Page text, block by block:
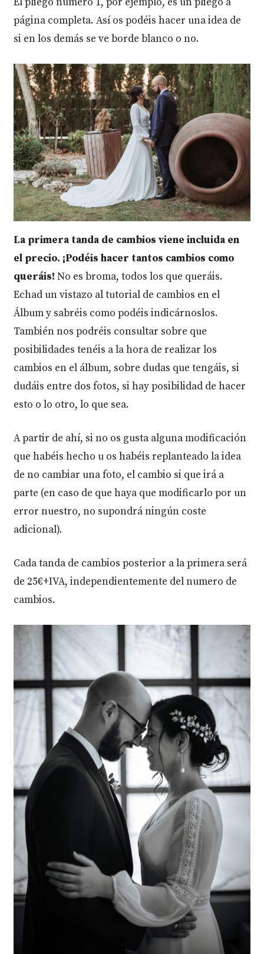
página completa. Así os podéis hacer una idea de
si en los demás se ve borde blanco o no.
La primera tanda de cambios viene incluida en
el precio. ¡Podéis hacer tantos cambios como
queráis! No es broma, todos los que queráis.
Echad un vistazo al tutorial de cambios en el
Álbum y sabréis como podéis indicárnoslos.
También nos podréis consultar sobre que
posibilidades tenéis a la hora de realizar los
cambios en el álbum, sobre dudas que tengáis, si
dudáis entre dos fotos, si hay posibilidad de hacer
esto o lo otro, lo que sea.
A partir de ahí, si no os gusta alguna modificación
que habéis hecho u os habéis replanteado la idea
de no cambiar una foto, el cambio si que irá a
parte (en caso de que haya que modificarlo por un
error nuestro, no supondrá ningún coste
adicional).
Cada tanda de cambios posterior a la primera será
de 25€+IVA, independientemente del numero de
cambios.